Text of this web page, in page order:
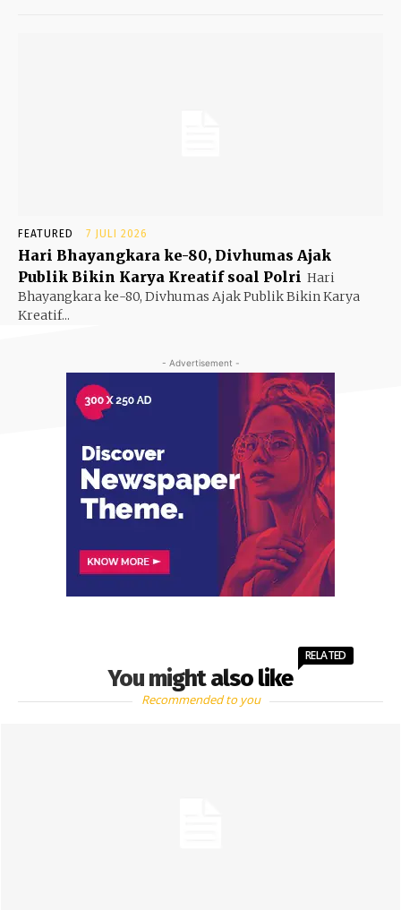
FEATURED 7 JULI 2026
Hari Bhayangkara ke-80, Divhumas Ajak
Publik Bikin Karya Kreatif soal Polri Hari
Bhayangkara ke-80, Divhumas Ajak Publik Bikin Karya
Kreatif...
- Advertisement -
You might also like
RELATED
Recommended to you